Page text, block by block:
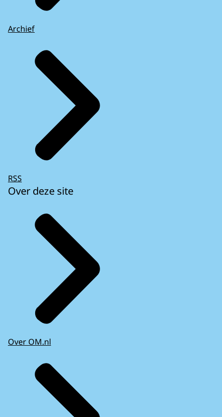
Archief
RSS
Over deze site
Over OM.nl